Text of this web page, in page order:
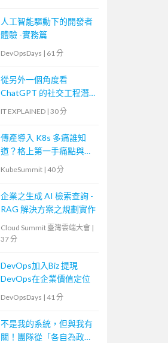
人工智能驅動下的開發者
體驗 -實務篇
DevOpsDays | 61 分
從另外一個角度看
ChatGPT 的社交工程潛
力—如何建構最高性價比
IT EXPLAINED | 30 分
傳產導入 K8s 多痛誰知
道？格上第一手痛點與解
KubeSummit | 40 分
企業之生成 AI 檢索查詢 -
RAG 解決方案之規劃實作
Cloud Summit 臺灣雲端大會 |
37 分
DevOps加入Biz 提現
DevOps在企業價值定位
DevOpsDays | 41 分
不是我的系統，但與我有
關！團隊從「各自為政」